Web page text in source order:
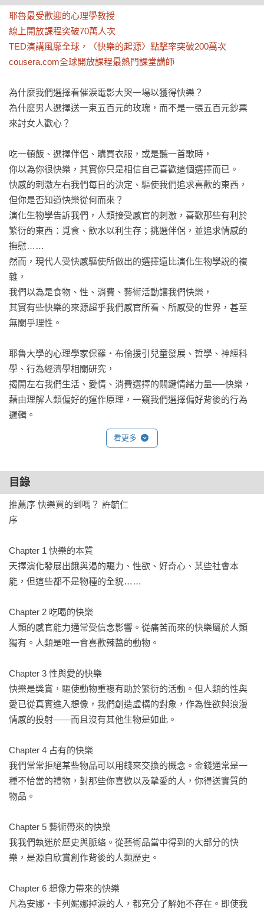
耶魯最受歡迎的心理學教授
線上開放課程突破70萬人次
TED演講風靡全球，〈快樂的起源〉點擊率突破200萬次
cousera.com全球開放課程最熱門課堂講師
為什麼我們選擇看催淚電影大哭一場以獲得快樂？
為什麼男人選擇送一束五百元的玫瑰，而不是一張五百元鈔票
來討女人歡心？
吃一頓飯、選擇伴侶、購買衣服，或是聽一首歌時，
你以為你很快樂，其實你只是相信自己喜歡這個選擇而已。
快感的刺激左右我們每日的決定、驅使我們追求喜歡的東西，
但你是否知道快樂從何而來？
演化生物學告訴我們，人類接受感官的刺激，喜歡那些有利於
繁衍的東西：覓食、飲水以利生存；挑選伴侶，並追求情感的
撫慰……
然而，現代人受快感驅使所做出的選擇遠比演化生物學說的複
雜，
我們以為是食物、性、消費、藝術活動讓我們快樂，
其實有些快樂的來源超乎我們感官所看、所感受的世界，甚至
無關乎理性。
耶魯大學的心理學家保羅‧布倫援引兒童發展、哲學、神經科
學、行為經濟學相關研究，
揭開左右我們生活、愛情、消費選擇的關鍵情緒力量──快樂，
藉由理解人類偏好的運作原理，一窺我們選擇偏好背後的行為
邏輯。
看更多
目錄
推薦序 快樂買的到嗎？ 許毓仁
序
Chapter 1 快樂的本質
天擇演化發展出餓與渴的驅力、性欲、好奇心、某些社會本
能，但這些都不是物種的全貌……
Chapter 2 吃喝的快樂
人類的感官能力通常受信念影響。從痛苦而來的快樂屬於人類
獨有。人類是唯一會喜歡辣醬的動物。
Chapter 3 性與愛的快樂
快樂是獎賞，驅使動物重複有助於繁衍的活動。但人類的性與
愛已從真實進入想像，我們創造虛構的對象，作為性欲與浪漫
情感的投射——而且沒有其他生物是如此。
Chapter 4 占有的快樂
我們常常拒絕某些物品可以用錢來交換的概念。金錢通常是一
種不恰當的禮物，對那些你喜歡以及摯愛的人，你得送實質的
物品。
Chapter 5 藝術帶來的快樂
我我們執迷於歷史與脈絡。從藝術品當中得到的大部分的快
樂，是源自欣賞創作背後的人類歷史。
Chapter 6 想像力帶來的快樂
凡為安娜‧卡列妮娜掉淚的人，都充分了解她不存在。即使我